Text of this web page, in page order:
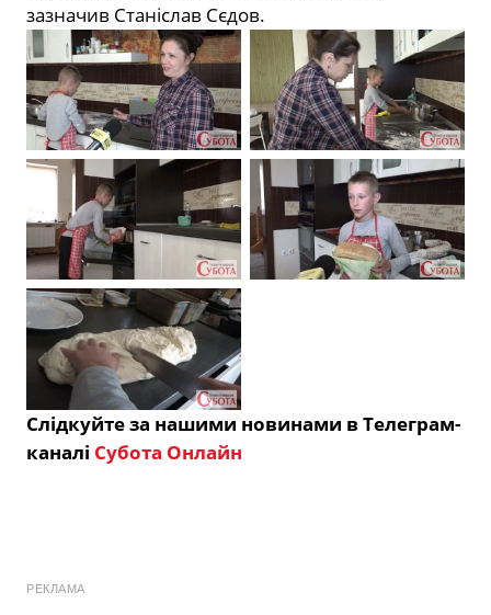
зазначив Станіслав Сєдов.
Слідкуйте за нашими новинами в Телеграм-
каналі Субота Онлайн
РЕКЛАМА